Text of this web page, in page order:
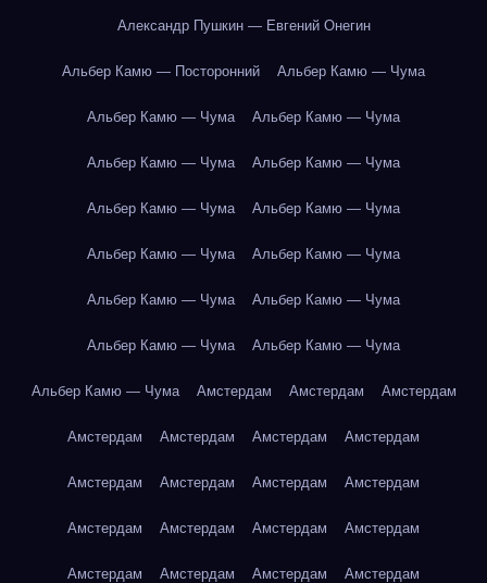
Александр Пушкин — Евгений Онегин
Альбер Камю — Посторонний Альбер Камю — Чума
Альбер Камю — Чума Альбер Камю — Чума
Альбер Камю — Чума Альбер Камю — Чума
Альбер Камю — Чума Альбер Камю — Чума
Альбер Камю — Чума Альбер Камю — Чума
Альбер Камю — Чума Альбер Камю — Чума
Альбер Камю — Чума Альбер Камю — Чума
Альбер Камю — Чума Амстердам Амстердам Амстердам
Амстердам Амстердам Амстердам Амстердам
Амстердам Амстердам Амстердам Амстердам
Амстердам Амстердам Амстердам Амстердам
Амстердам Амстердам Амстердам Амстердам